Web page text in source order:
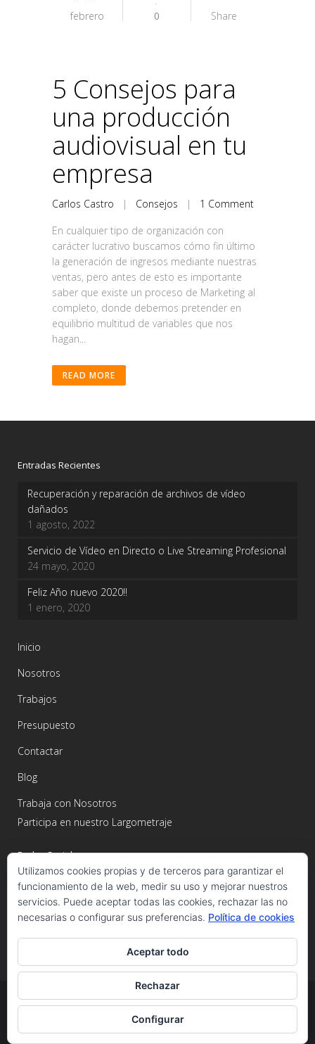
febrero 0 Share
5 Consejos para
una producción
audiovisual en tu
empresa
Carlos Castro | Consejos | 1 Comment
En cualquier tipo de organización con
carácter lucrativo buscamos cómo fin último
la generación de ingresos mediante nuestras
ventas, pero antes de esto es importante
saber que existe un proceso de Marketing al
completo, donde debemos pretender en
equilibrio multitud de variables que nos
hagan...
READ MORE
Entradas Recientes
Recuperación y reparación de archivos de vídeo
dañados
1 agosto, 2022
Servicio de Vídeo en Directo o Live Streaming Profesional
24 mayo, 2020
Feliz Año nuevo 2020!!
1 enero, 2020
Inicio
Nosotros
Trabajos
Presupuesto
Contactar
Blog
Trabaja con Nosotros
Participa en nuestro Largometraje
Redes Sociales
© Copyright Carlos Castro - Producciones Axarmedios 2026 -
www.axarmedios.com -Aviso Legal
Utilizamos cookies propias y de terceros para garantizar el
funcionamiento de la web, medir su uso y mejorar nuestros
servicios. Puede aceptar todas las cookies, rechazar las no
necesarias o configurar sus preferencias. Política de cookies
Aceptar todo
Rechazar
Configurar